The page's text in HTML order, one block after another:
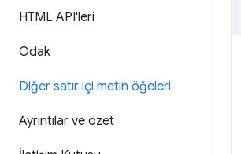
HTML API'leri
Odak
Diğer satır içi metin öğeleri
Ayrıntılar ve özet